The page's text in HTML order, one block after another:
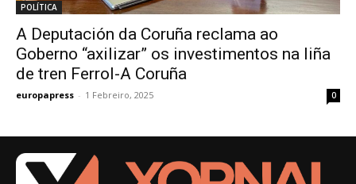
POLÍTICA
A Deputación da Coruña reclama ao
Goberno “axilizar” os investimentos na liña
de tren Ferrol-A Coruña
europapress - 1 Febreiro, 2025 0